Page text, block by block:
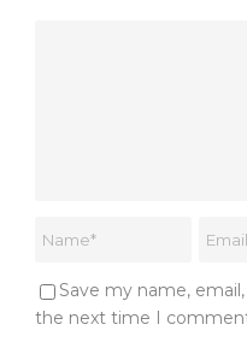
Save my name,
the next time I